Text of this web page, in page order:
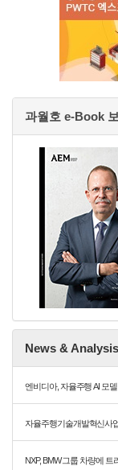
과월호 e-Book
News & Analysis
엔비디아, 자율주행 AI 모델
자율주행기술개발혁신사
NXP, BMW 그룹 차량에 트